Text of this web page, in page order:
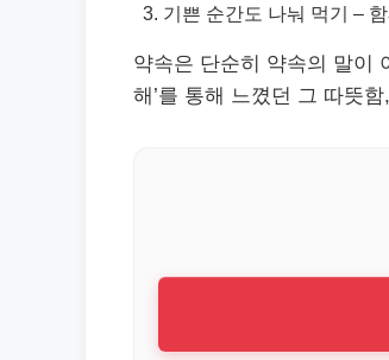
기쁜 순간도 나눠 먹기 –
약속은 단순히 약속의 말이
해’를 통해 느꼈던 그 따뜻